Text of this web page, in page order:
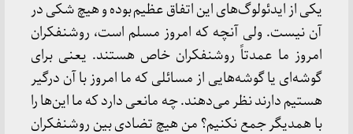
یکی از ایدئولوگ‌های این اتفاق عظیم بوده و هیچ شکی در
آن نیست. ولی آنچه که امروز مسلم است، روشنفکران
امروز ما عمدتاً روشنفکران خاص هستند. یعنی برای
گوشه‌ای یا گوشه‌هایی از مسائلی که ما امروز با آن درگیر
هستیم دارند نظر می‌دهند. چه مانعی دارد که ما این‌ها را
با همدیگر جمع نکنیم؟ من هیچ تضادی بین روشنفکران